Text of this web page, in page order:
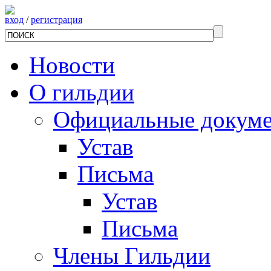
вход /регистрация
Новости
О гильдии
Официальные
Устав
Письма
Устав
Письма
Члены Гильдии